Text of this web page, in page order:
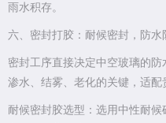
雨水积存。
六、密封打胶：耐候密封，防水
密封工序直接决定中空玻璃的
渗水、结雾、老化的关键，适配
耐候密封胶选型：选用中性耐